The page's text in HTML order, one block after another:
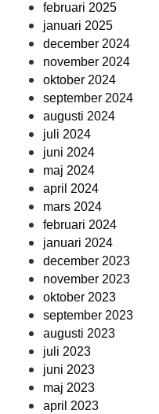
februari 2025
januari 2025
december 2024
november 2024
oktober 2024
september 2024
augusti 2024
juli 2024
juni 2024
maj 2024
april 2024
mars 2024
februari 2024
januari 2024
december 2023
november 2023
oktober 2023
september 2023
augusti 2023
juli 2023
juni 2023
maj 2023
april 2023